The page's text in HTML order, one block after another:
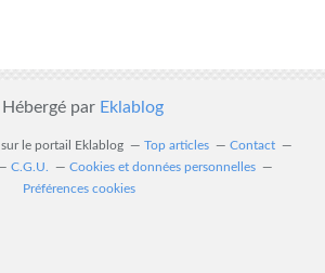
Hébergé par Eklablog
sur le portail Eklablog Top articles
Contact
C.G.U.
Cookies et données personnelles
Préférences cookies